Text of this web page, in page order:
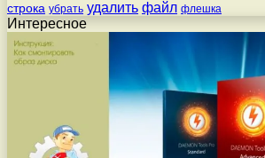
строка убрать удалить файл флешка
Интересное